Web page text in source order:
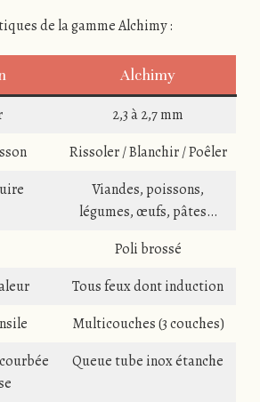
de la gamme Alchimy :
Alchimy
2,3 à 2,7 mm
Rissoler / Blanchir / Poêler
Viandes, poissons,
légumes, œufs, pâtes…
Poli brossé
Tous feux dont induction
Multicouches (3 couches)
Queue tube inox étanche